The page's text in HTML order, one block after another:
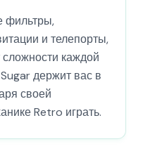
фильтры,
и телепорты,
каждой
держит вас в
своей
Retro играть.